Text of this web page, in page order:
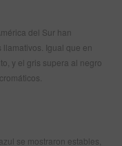
del Sur han
Igual que en
y el gris supera al negro
se mostraron estables,